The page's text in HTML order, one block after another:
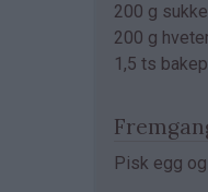
200 g
200 g
1,5 ts
Pisk egg